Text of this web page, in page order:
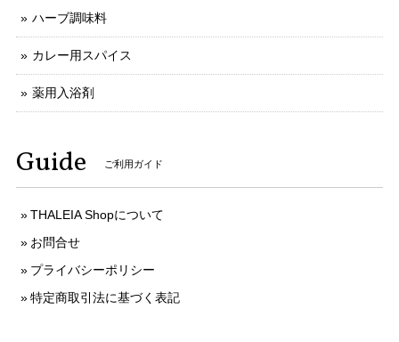
ハーブ調味料
カレー用スパイス
薬用入浴剤
Guide ご利用ガイド
THALEIA Shopについて
お問合せ
プライバシーポリシー
特定商取引法に基づく表記